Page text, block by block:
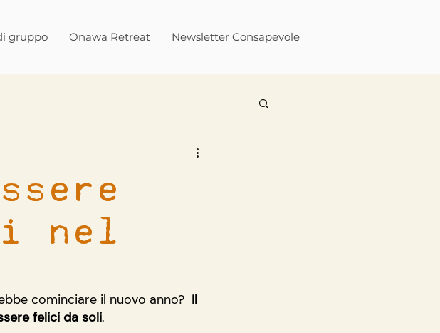
gruppo Onawa Retreat Newsletter Consapevole
nel
cominciare il nuovo anno? Il
felici da soli.